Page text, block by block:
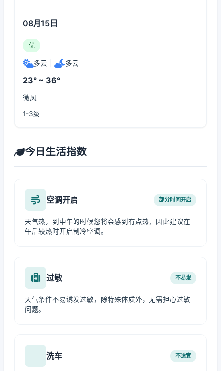
08月15日
优
多云 多云
23° ~ 36°
微风
1-3级
今日生活指数
空调开启 部分时间开启
天气热，到中午的时候您将会感到有点热，因此建议在
午后较热时开启制冷空调。
过敏 不易发
天气条件不易诱发过敏，除特殊体质外，无需担心过敏
问题。
洗车 不适宜